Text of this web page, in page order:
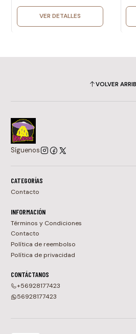
VER DETALLES
VOLVER
Síguenos
CATEGORÍAS
Contacto
INFORMACIÓN
Términos y Condiciones
Contacto
Política de reembolso
Política de privacidad
CONTÁCTANOS
+56928177423
56928177423